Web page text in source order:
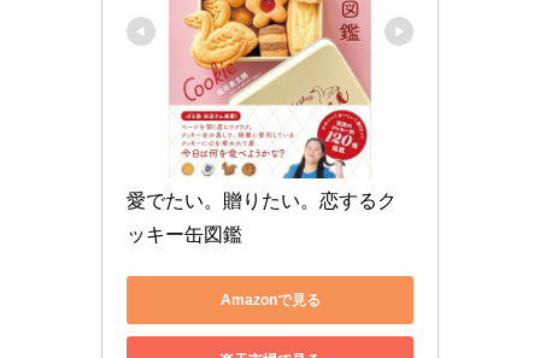
愛でたい。贈りたい。恋するク
ッキー缶図鑑
Amazonで見る